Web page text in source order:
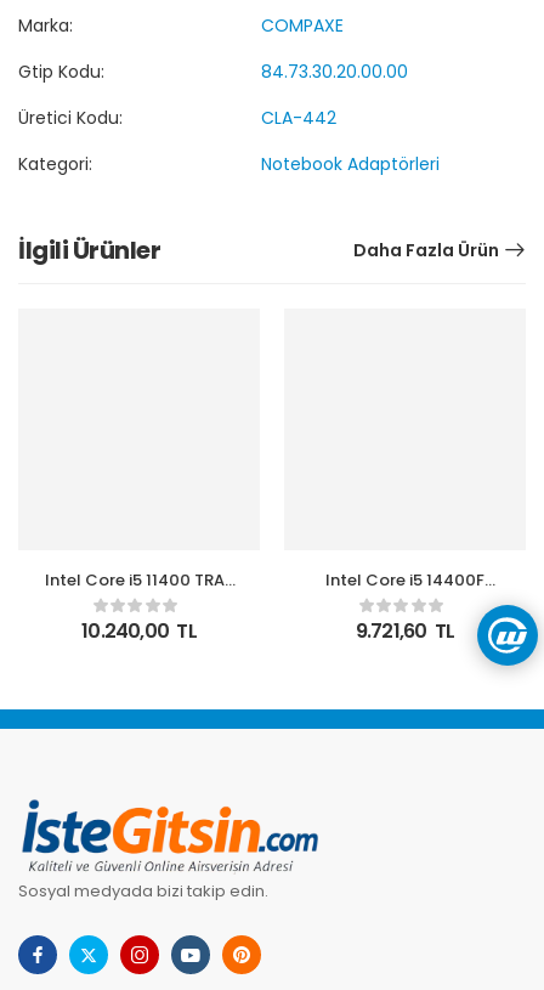
Marka:
COMPAXE
Gtip Kodu:
84.73.30.20.00.00
Üretici Kodu:
CLA-442
Kategori:
Notebook Adaptörleri
İlgili Ürünler Daha Fazla Ürün
Intel Core i5 11400 TRAY
2.6GHz LGA1200 12MB
Cache Kutusuz Işlemci
10.240,00 TL
Intel Core i5 14400F
TRAY 2.50GHz (Max.
4.70GHz) 20MB L3
Önbellek Soket 1700
9.721,60 TL
Sosyal medyada bizi takip edin.